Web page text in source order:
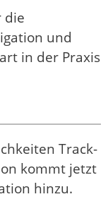
die
und
in der Praxis
Track-
kommt jetzt
hinzu.